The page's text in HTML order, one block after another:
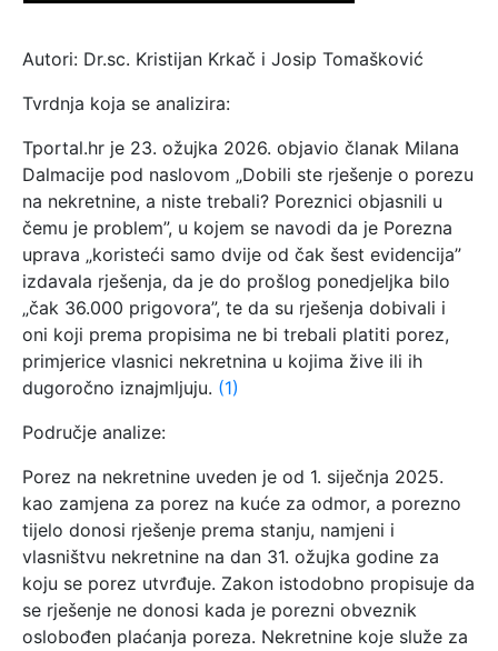
Autori: Dr.sc. Kristijan Krkač i Josip Tomašković
Tvrdnja koja se analizira:
Tportal.hr je 23. ožujka 2026. objavio članak Milana
Dalmacije pod naslovom „Dobili ste rješenje o porezu
na nekretnine, a niste trebali? Poreznici objasnili u
čemu je problem”, u kojem se navodi da je Porezna
uprava „koristeći samo dvije od čak šest evidencija”
izdavala rješenja, da je do prošlog ponedjeljka bilo
„čak 36.000 prigovora”, te da su rješenja dobivali i
oni koji prema propisima ne bi trebali platiti porez,
primjerice vlasnici nekretnina u kojima žive ili ih
dugoročno iznajmljuju. (1)
Područje analize:
Porez na nekretnine uveden je od 1. siječnja 2025.
kao zamjena za porez na kuće za odmor, a porezno
tijelo donosi rješenje prema stanju, namjeni i
vlasništvu nekretnine na dan 31. ožujka godine za
koju se porez utvrđuje. Zakon istodobno propisuje da
se rješenje ne donosi kada je porezni obveznik
oslobođen plaćanja poreza. Nekretnine koje služe za